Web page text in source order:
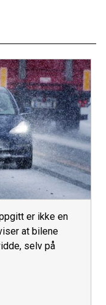
er ikke en
at bilene
selv på